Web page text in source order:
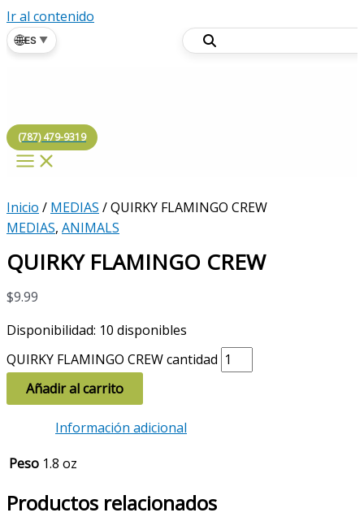
Ir al contenido
🌐ES ▼
(787) 479-9319
Inicio / MEDIAS / QUIRKY FLAMINGO CREW
MEDIAS, ANIMALS
QUIRKY FLAMINGO CREW
$9.99
Disponibilidad: 10 disponibles
QUIRKY FLAMINGO CREW cantidad
Añadir al carrito
Información adicional
Peso 1.8 oz
Productos relacionados